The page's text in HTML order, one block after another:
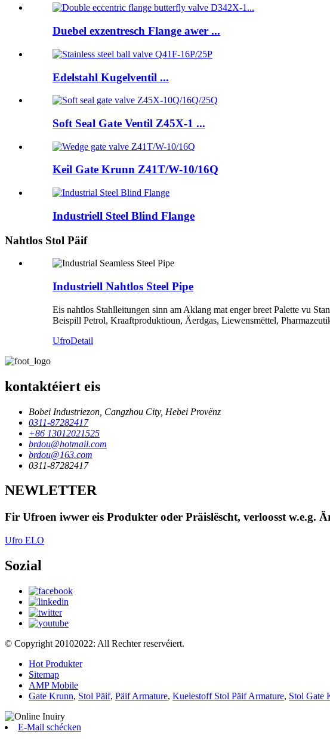
Duebel exzentresch Flange awer ...
Edelstahl Kugelventil ...
Soft Seal Gate Ventil Z45X-1 ...
Keil Gate Krunn Z41T/W-10/16Q
Industriell Steel Blind Flange
Nahtlos Stol Päif
Industriell Nahtlos Steel Pipe
Eis nahtlos Stahlleitungen sinn am Aklang mat enger breet Palette vu
Beispill Petrol, Kraaftproduktioun, Äerdgas, Liewensmëttel,
UfroDetail
kontaktéiert eis
Bobei Industriezon, Cangzhou City, Hebei Provënz
0311-87282417
+86 13012021525
brdou@hotmail.com
brdou@163.com
0311-87282417
NEWLETTER
Fir Ufroen iwwer eis Produkter oder Präislëscht, verloosst w.e.g.
Ufro ELO
Sozial
© Copyright 20102022: All Rechter reservéiert.
Hot Produkter
Sitemap
AMP Mobile
Gate Krunn, Stol Päif, Päif Armature, Kuelestoff Stol Päif Armature, Stol Gate
E-Mail schécken